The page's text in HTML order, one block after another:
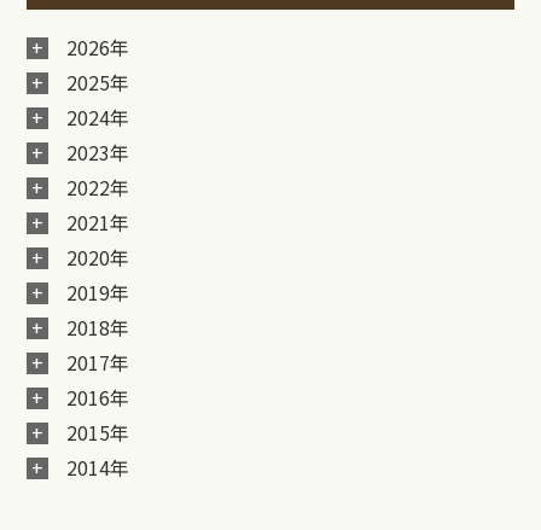
2026年
2025年
2024年
2023年
2022年
2021年
2020年
2019年
2018年
2017年
2016年
2015年
2014年